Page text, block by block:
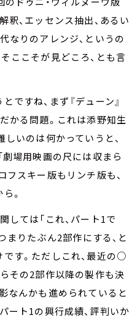
釈、エッセンス抽出、あるい
なりのアレンジ、というの
ここそが見どころ、とも言
ですね、まず『デューン』
かる問題。これは添野知生
しいのは何かっていうと、
劇場用映画の尺には収まら
フスキー版もリンチ版も、
。
しては「これ、パート1で
まりたぶん2部作にする、と
す。ただしこれ、最近の○
その2部作以降の製作も決
なんかも進められていると
ート1の興行成績、評判いか